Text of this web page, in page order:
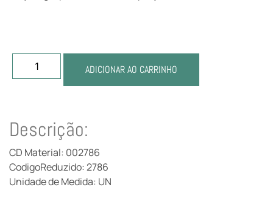
ADICIONAR AO CARRINHO
Descrição:
CD Material: 002786
CodigoReduzido: 2786
Unidade de Medida: UN